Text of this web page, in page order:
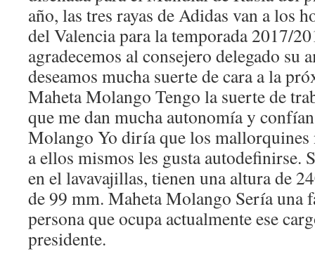
año, las tres rayas de Adidas van a los
del Valencia para la temporada 2017/
agradecemos al consejero delegado su
deseamos mucha suerte de cara a la
Maheta Molango Tengo la suerte de
que me dan mucha autonomía y
Molango Yo diría que los mallorquines
a ellos mismos les gusta autodefinirse.
en el lavavajillas, tienen una altura de
de 99 mm. Maheta Molango Sería una
persona que ocupa actualmente ese
presidente.